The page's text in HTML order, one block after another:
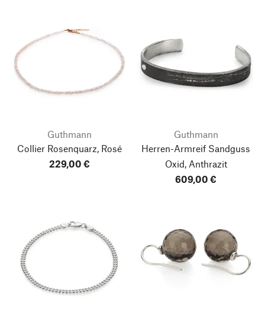
Guthmann
Collier Rosenquarz, Rosé
229,00 €
Guthmann
Herren-Armreif Sandguss
Oxid, Anthrazit
609,00 €